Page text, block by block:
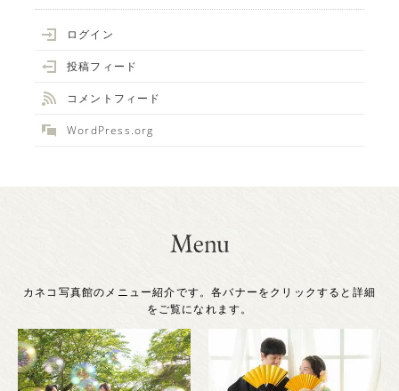
ログイン
投稿フィード
コメントフィード
WordPress.org
カネコ写真館のメニュー紹介です。各バナーをクリックすると詳細
をご覧になれます。